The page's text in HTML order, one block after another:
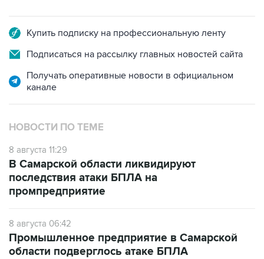
Купить подписку на профессиональную ленту
Подписаться на рассылку главных новостей сайта
Получать оперативные новости в официальном
канале
НОВОСТИ ПО ТЕМЕ
8 августа 11:29
В Самарской области ликвидируют
последствия атаки БПЛА на
промпредприятие
8 августа 06:42
Промышленное предприятие в Самарской
области подверглось атаке БПЛА